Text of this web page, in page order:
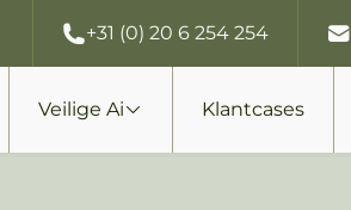
+31 (0) 20 6 254 254
Veilige Ai Klantcases